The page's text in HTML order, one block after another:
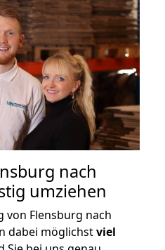
nach
umziehen
von Flensburg nach
dabei möglichstviel